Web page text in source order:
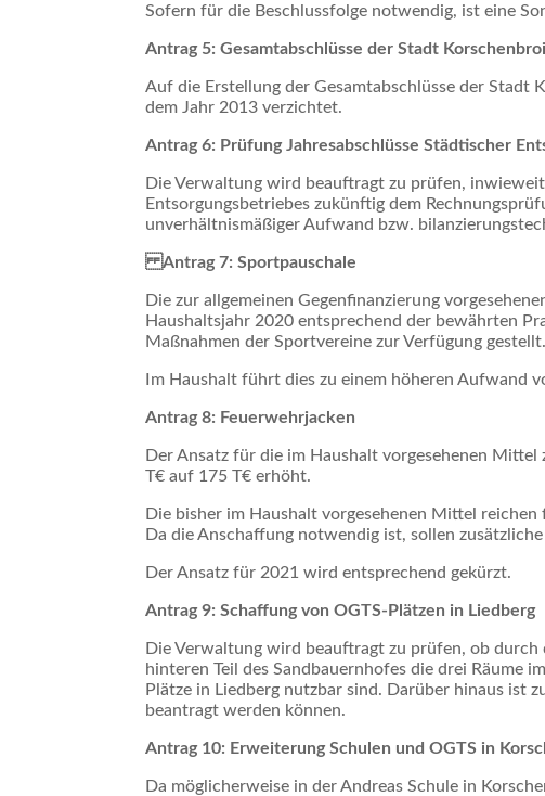
Sofern für die Beschlussfolge notwendig, ist eine
Antrag 5: Gesamtabschlüsse der Stadt
Auf die Erstellung der Gesamtabschlüsse der
dem Jahr 2013 verzichtet.
Antrag 6: Prüfung Jahresabschlüsse Städtischer
Die Verwaltung wird beauftragt zu prüfen,
Entsorgungsbetriebes zukünftig dem
unverhältnismäßiger Aufwand bzw.
Antrag 7: Sportpauschale
Die zur allgemeinen Gegenfinanzierung
Haushaltsjahr 2020 entsprechend der bewährten
Maßnahmen der Sportvereine zur Verfügung gestellt.
Im Haushalt führt dies zu einem höheren Aufwand
Antrag 8: Feuerwehrjacken
Der Ansatz für die im Haushalt vorgesehenen
T€ auf 175 T€ erhöht.
Die bisher im Haushalt vorgesehenen Mittel
Da die Anschaffung notwendig ist, sollen
Der Ansatz für 2021 wird entsprechend gekürzt.
Antrag 9: Schaffung von OGTS-Plätzen in Liedberg
Die Verwaltung wird beauftragt zu prüfen, ob durch
hinteren Teil des Sandbauernhofes die drei Räume
Plätze in Liedberg nutzbar sind. Darüber hinaus ist
beantragt werden können.
Antrag 10: Erweiterung Schulen und OGTS in
Da möglicherweise in der Andreas Schule in